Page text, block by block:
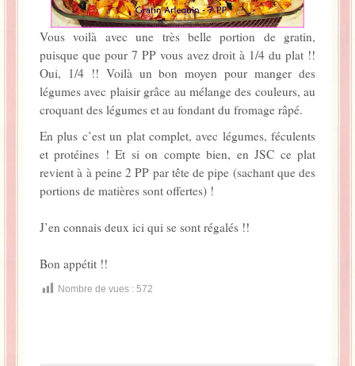
Vous voilà avec une très belle portion de gratin,
puisque que pour 7 PP vous avez droit à 1/4 du plat !!
Oui, 1/4 !! Voilà un bon moyen pour manger des
légumes avec plaisir grâce au mélange des couleurs, au
croquant des légumes et au fondant du fromage râpé.
En plus c’est un plat complet, avec légumes, féculents
et protéines ! Et si on compte bien, en JSC ce plat
revient à à peine 2 PP par tête de pipe (sachant que des
portions de matières sont offertes) !
J’en connais deux ici qui se sont régalés !!
Bon appétit !!
Nombre de vues : 572